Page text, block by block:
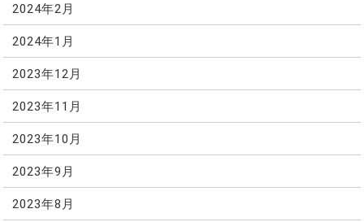
2024年2月
2024年1月
2023年12月
2023年11月
2023年10月
2023年9月
2023年8月